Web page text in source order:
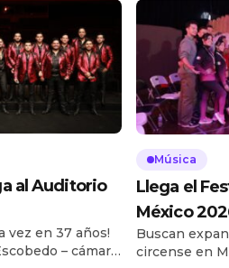
al Auditorio
vez en 37 años!
– cámara:
Música
Llega el
México
Buscan
circense en